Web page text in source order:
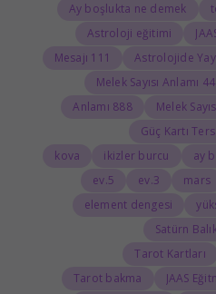
Ay boşlukta ne demek
Astroloji eğitimi
Astrolojide
111 Mesajı
444 Melek
888 Anlamı
Güç Kartı
ay
ikizler burcu
kova
mars
3.ev
5.ev
element dengesi
Satürn
Tarot Kartları
JAAS
Tarot bakma